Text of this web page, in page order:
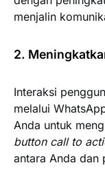
menjalin
2.
Interaksi
melalui
Anda untuk
button call to
antara Anda dan